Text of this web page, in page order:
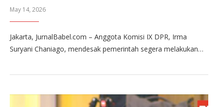
May 14, 2026
Jakarta, JurnalBabel.com – Anggota Komisi IX DPR, Irma
Suryani Chaniago, mendesak pemerintah segera melakukan…